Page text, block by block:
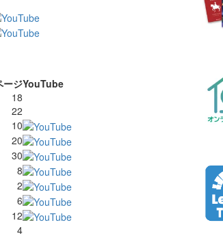
ージYouTube
18
22
10
20
30
8
2
6
12
4